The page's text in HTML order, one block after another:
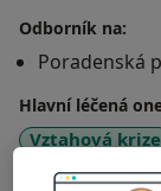
Odborník na:
Poradenská
Hlavní léčená
Vztahová krize
Poruchy v